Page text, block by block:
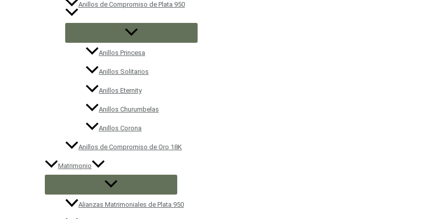
Anillos de Compromiso de Plata 950
Anillos Princesa
Anillos Solitarios
Anillos Eternity
Anillos Churumbelas
Anillos Corona
Anillos de Compromiso de Oro 18K
Matrimonio
Alianzas Matrimoniales de Plata 950